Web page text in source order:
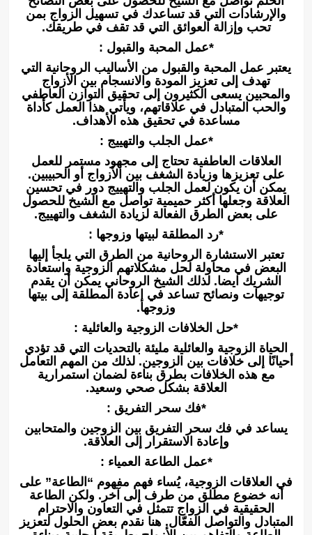
والإرشادات التي قد تساعدك في تسهيل الزواج بمن
تحب وإزالة العوائق التي قد تقف في طريقك.
*عمل المحبة والقبول :
يعتبر عمل المحبة والقبول من الأساليب الروحانية التي
تهدف إلى تعزيز المودة والانسجام بين الأزواج
والمحبين يسعى الكثيرون إلى تحقيق التوازن العاطفي
والحب المتبادل في علاقاتهم، ويأتي هذا العمل كأداة
مساعدة في تحقيق هذه الأهداف.
*عمل الجلب والتهييج :
العلاقات العاطفية تحتاج إلى مجهود مستمر للعمل
على تعزيزها وزيادة الشغف بين الأزواج أو الحبيبين.
يمكن أن يكون لعمل الجلب والتهييج دور في تحسين
العلاقة وجعلها أكثر حميمية تواصل مع الشيخ للحصول
على بعض الطرق الفعالة لزيادة الشغف والتهييج.
*رد المطلقة لبيتها وزوجها :
تعتبر الاستشارة الروحانية من الطرق التي يلجأ إليها
البعض في محاولة لحل مشكلاتهم الزوجية واستعادة
الشريك ايضا. لذلك الشيخ الروحاني يمكن أن يقدم
توجيهات ونصائح تساعد في إعادة المطلقة إلى بيتها
وزوجها.
*حل الخلافات الزوجية والعائلية :
الحياة الزوجية والعائلية مليئة بالتحديات التي قد تؤدي
أحيانًا إلى خلافات بين الزوجين. لذلك من المهم التعامل
مع هذه الخلافات بطرق بناءة لضمان استمرارية
العلاقة بشكل صحي وسعيد.
*فك سحر التفريق :
يساعد في فك سحر التفريق بين الزوجين والمتحابين
وإعادة الاستقرار إلى العلاقة.
*عمل الطاعة العمياء :
في العلاقات الزوجية، يُساء فهم مفهوم “الطاعة” على
أنه خضوع مطلق من طرف إلى آخر. ولكن الطاعة
الحقيقية في الزواج تتمثل في التعاون والاحترام
المتبادل والتواصل الفعّال. هنا نقدم بعض الحلول لتعزيز